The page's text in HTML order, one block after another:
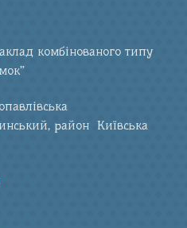
комбінованого типу
район Київська